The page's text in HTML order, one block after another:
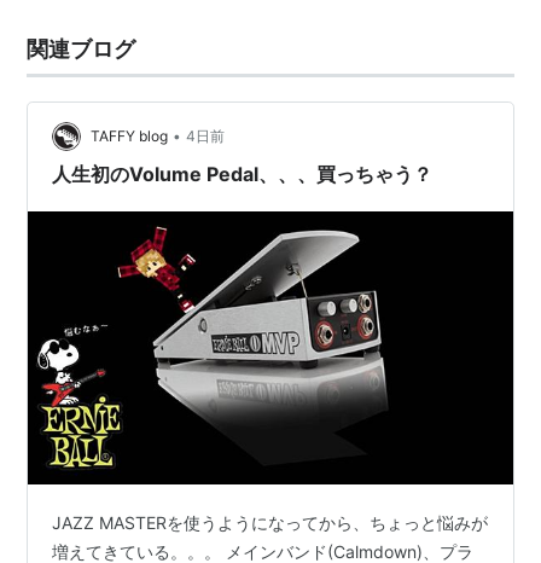
関連ブログ
TAFFY blog • 4日前
人生初のVolume Pedal、、、買っちゃう？
JAZZ MASTERを使うようになってから、ちょっと悩みが
増えてきている。。。 メインバンド(Calmdown)、プラ